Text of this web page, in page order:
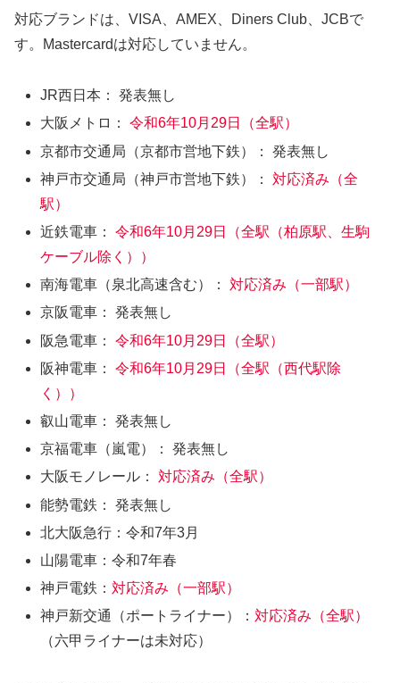
対応ブランドは、VISA、AMEX、Diners Club、JCBで
す。Mastercardは対応していません。
JR西日本： 発表無し
大阪メトロ：令和6年10月29日（全駅）
京都市交通局（京都市営地下鉄）： 発表無し
神戸市交通局（神戸市営地下鉄）：対応済み（全
駅）
近鉄電車：令和6年10月29日（全駅（柏原駅、生駒
ケーブル除く））
南海電車（泉北高速含む）：対応済み（一部駅）
京阪電車： 発表無し
阪急電車：令和6年10月29日（全駅）
阪神電車：令和6年10月29日（全駅（西代駅除
く））
叡山電車： 発表無し
京福電車（嵐電）： 発表無し
大阪モノレール：対応済み（全駅）
能勢電鉄： 発表無し
北大阪急行：令和7年3月
山陽電車：令和7年春
神戸電鉄：対応済み（一部駅）
神戸新交通（ポートライナー）：対応済み（全駅）
（六甲ライナーは未対応）